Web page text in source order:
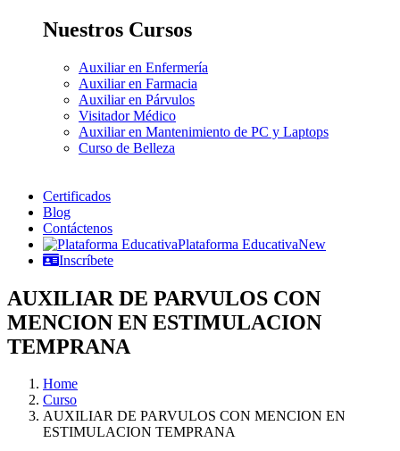
Nuestros Cursos
Auxiliar en Enfermería
Auxiliar en Farmacia
Auxiliar en Párvulos
Visitador Médico
Auxiliar en Mantenimiento de PC y Laptops
Curso de Belleza
Certificados
Blog
Contáctenos
Plataforma EducativaNew
Inscríbete
AUXILIAR DE PARVULOS CON
MENCION EN ESTIMULACION
TEMPRANA
Home
Curso
AUXILIAR DE PARVULOS CON MENCION EN
ESTIMULACION TEMPRANA